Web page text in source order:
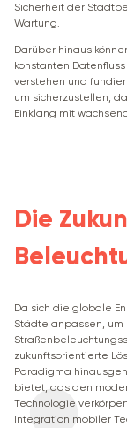
Sicherheit der
Wartung.
Darüber hinaus
konstanten
verstehen und
um sicherzustellen,
Einklang mit
Die
Da sich die globale
Städte anpassen,
zukunftsorientierte
Paradigma
bietet, das den
Technologie
Integration mobiler